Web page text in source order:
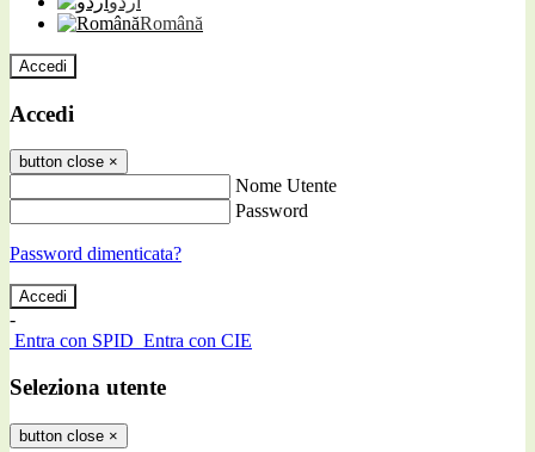
Română
Accedi
Accedi
button close ×
Nome Utente
Password
Password dimenticata?
-
Entra con SPID Entra con CIE
Seleziona utente
button close ×